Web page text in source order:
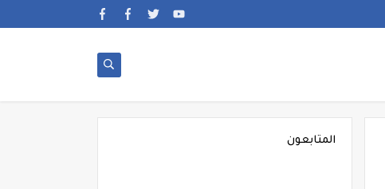
المتابعون